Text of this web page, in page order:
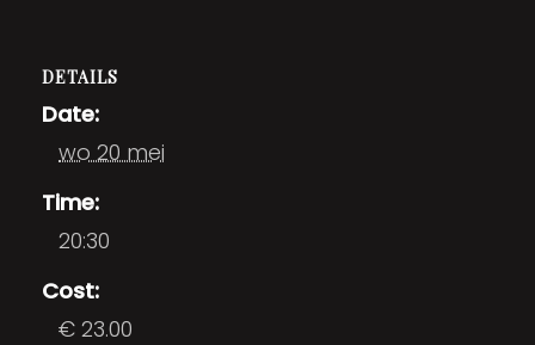
DETAILS
Date:
wo 20 mei
Time:
20:30
Cost:
€ 23.00